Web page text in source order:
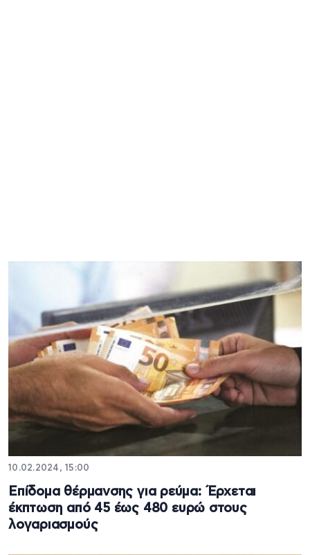
10.02.2024, 15:00
Επίδομα θέρμανσης για ρεύμα: Έρχεται
έκπτωση από 45 έως 480 ευρώ στους
λογαριασμούς